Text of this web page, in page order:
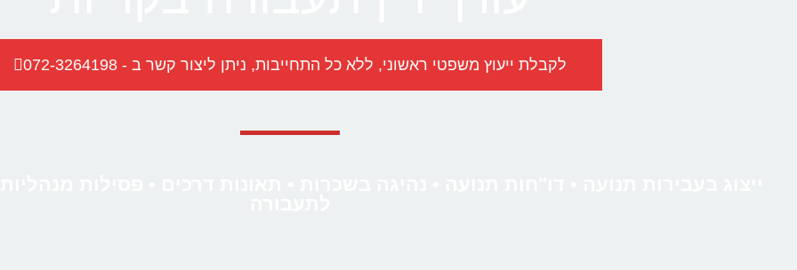
לקבלת ייעוץ משפטי ראשוני, ללא כל התחייבות, ניתן ליצור קשר ב - 072-3264198